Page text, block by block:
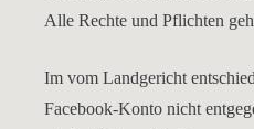
Alle Rechte und Pflichten
Im vom Landgericht
Facebook-Konto nicht